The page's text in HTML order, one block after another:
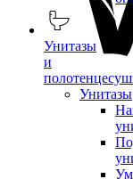
Унитазы
и
Унитазы